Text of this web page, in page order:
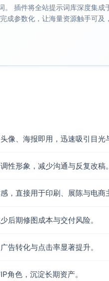
插件将全站提示词库深度集成
成参数化，让海量资源触手可及
像、海报即用，迅速吸引目光
性形象，减少沟通与反复改稿。
，直接用于印刷、展陈与电商
后期修图成本与交付风险。
告转化与点击率显著提升。
角色，沉淀长期资产。